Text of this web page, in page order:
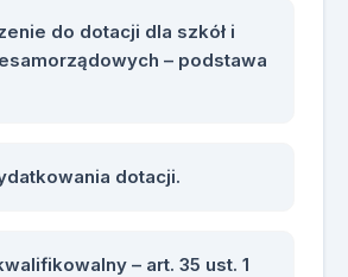
do dotacji dla szkół i
– podstawa
dotacji.
– art. 35 ust. 1